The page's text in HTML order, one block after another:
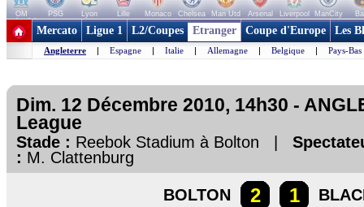
OM PSG Lyon Lille Monaco Chelsea Man Utd Arsenal Liverpool ManCity
+ de clubs
Mercato Ligue 1 L2/Coupes Etranger Coupe d'Europe Les
Angleterre | Espagne | Italie | Allemagne | Belgique | Pays-Bas
Dim. 12 Décembre 2010, 14h30 -
League
Stade : Reebok Stadium à Bolton |
: M. Clattenburg
BOLTON 2 1